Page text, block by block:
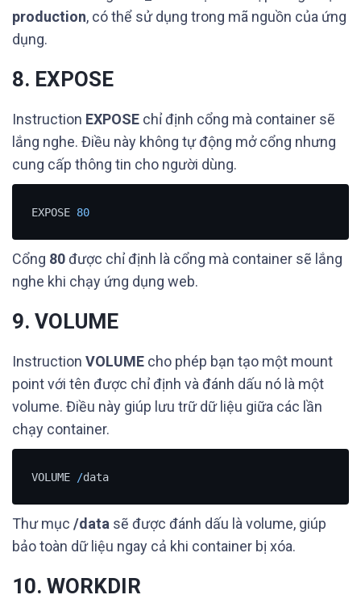
production, có thể sử dụng trong mã nguồn của ứng
dụng.
8. EXPOSE
Instruction EXPOSE chỉ định cổng mà container sẽ
lắng nghe. Điều này không tự động mở cổng nhưng
cung cấp thông tin cho người dùng.
EXPOSE 80
Cổng 80được chỉ định là cổng mà container sẽ lắng
nghe khi chạy ứng dụng web.
9. VOLUME
Instruction VOLUME cho phép bạn tạo một mount
point với tên được chỉ định và đánh dấu nó là một
volume. Điều này giúp lưu trữ dữ liệu giữa các lần
chạy container.
VOLUME /data
Thư mục /data sẽ được đánh dấu là volume, giúp
bảo toàn dữ liệu ngay cả khi container bị xóa.
10. WORKDIR